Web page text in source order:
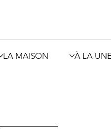
LA MAISON À LA UNE